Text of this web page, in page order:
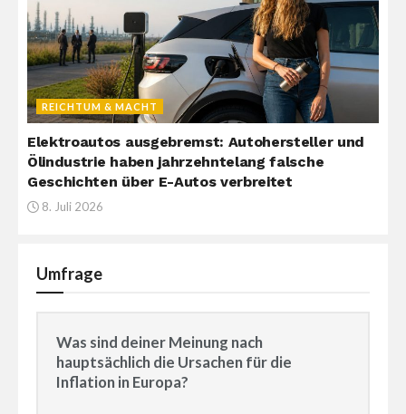
REICHTUM & MACHT
Elektroautos ausgebremst: Autohersteller und
Ölindustrie haben jahrzehntelang falsche
Geschichten über E-Autos verbreitet
8. Juli 2026
Umfrage
Was sind deiner Meinung nach
hauptsächlich die Ursachen für die
Inflation in Europa?